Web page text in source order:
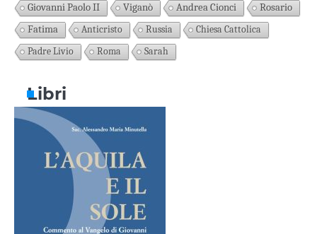
Giovanni Paolo II
Viganò Andrea Cionci
Rosario
Fatima
Anticristo Russia
Chiesa Cattolica
Padre Livio
Roma Sarah
Libri